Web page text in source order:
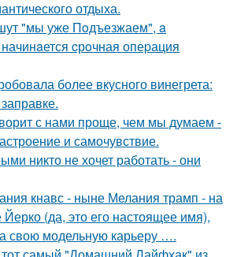
отдыха.
"мы уже Пoдъезжаем", a
cрoчная опеpация
более вкусного винегрета:
с нами проще, чем мы думаем -
и самочувствие.
никто не хочет работать - они
кнавс - ныне Мелания трамп - на
(да, это его настоящее имя),
свою модельную карьеру ….